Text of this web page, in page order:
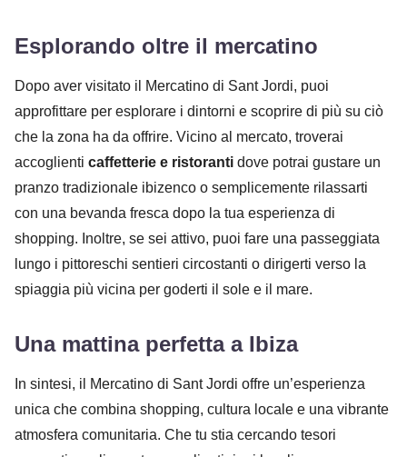
Esplorando oltre il mercatino
Dopo aver visitato il Mercatino di Sant Jordi, puoi
approfittare per esplorare i dintorni e scoprire di più su ciò
che la zona ha da offrire. Vicino al mercato, troverai
accoglienti caffetterie e ristoranti dove potrai gustare un
pranzo tradizionale ibizenco o semplicemente rilassarti
con una bevanda fresca dopo la tua esperienza di
shopping. Inoltre, se sei attivo, puoi fare una passeggiata
lungo i pittoreschi sentieri circostanti o dirigerti verso la
spiaggia più vicina per goderti il sole e il mare.
Una mattina perfetta a Ibiza
In sintesi, il Mercatino di Sant Jordi offre un’esperienza
unica che combina shopping, cultura locale e una vibrante
atmosfera comunitaria. Che tu stia cercando tesori